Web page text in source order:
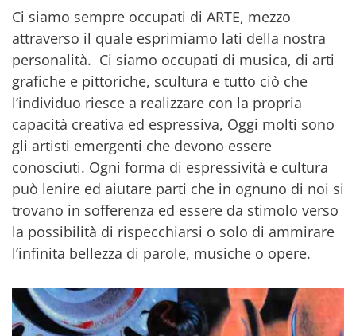
Ci siamo sempre occupati di ARTE, mezzo
attraverso il quale esprimiamo lati della nostra
personalità. Ci siamo occupati di musica, di arti
grafiche e pittoriche, scultura e tutto ciò che
l’individuo riesce a realizzare con la propria
capacità creativa ed espressiva, Oggi molti sono
gli artisti emergenti che devono essere
conosciuti. Ogni forma di espressività e cultura
può lenire ed aiutare parti che in ognuno di noi si
trovano in sofferenza ed essere da stimolo verso
la possibilità di rispecchiarsi o solo di ammirare
l’infinita bellezza di parole, musiche o opere.